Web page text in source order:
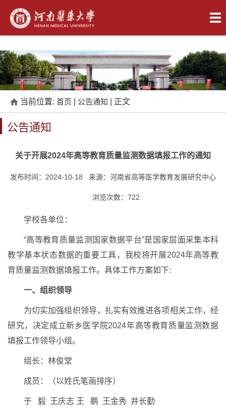
当前位置: 首页 公告通知 | 正文
公告通知
关于开展2024年高等教育质量监测数据填报工作的通知
发布时间：2024-10-18 来源：河南省高等医学教育发展研究中心
浏览次数： 722
学校各单位：
“高等教育质量监测国家数据平台”是国家层面采集本科
教学基本状态数据的重要工具，我校将开展2024年高等教
育质量监测数据填报工作。具体工作方案如下:
一、组织领导
为切实加强组织领导，扎实有效推进各项相关工作，经
研究，决定成立新乡医学院2024年高等教育质量监测数据
填报工作领导小组。
组长：林俊堂
成员：（以姓氏笔画排序）
于 毅 王庆志 王 鹏 王金秀 井长勤